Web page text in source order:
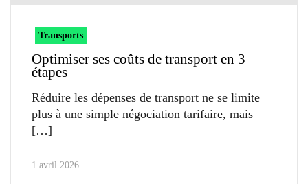
Transports
Optimiser ses coûts de transport en 3
étapes
Réduire les dépenses de transport ne se limite
plus à une simple négociation tarifaire, mais
1 avril 2026